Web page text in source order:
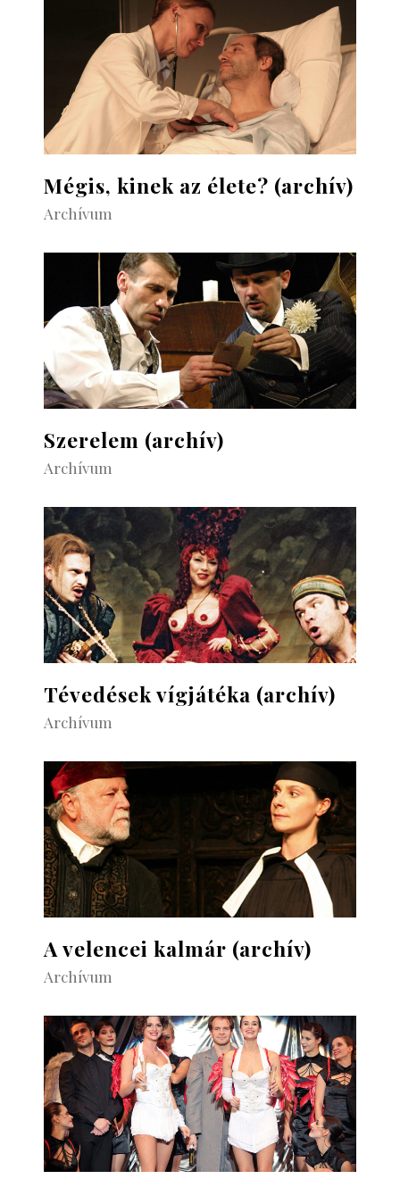
Mégis, kinek az élete? (archív)
Archívum
Szerelem (archív)
Archívum
Tévedések vígjátéka (archív)
Archívum
A velencei kalmár (archív)
Archívum